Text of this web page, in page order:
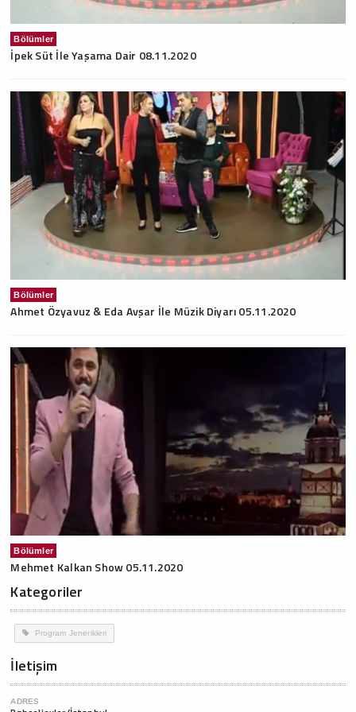
Bölümler
İpek Süt İle Yaşama Dair 08.11.2020
Bölümler
Ahmet Özyavuz & Eda Avşar İle Müzik Diyarı 05.11.2020
Bölümler
Mehmet Kalkan Show 05.11.2020
Kategoriler
Program Jenerikleri
İletişim
ADRES